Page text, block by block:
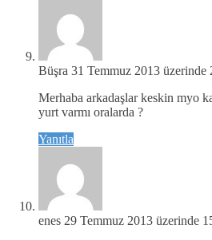
Büşra 31 Temmuz 2013 üzerinde
Merhaba arkadaşlar keskin myo
yurt varmı oralarda ?
Yanıtla
enes 29 Temmuz 2013 üzerinde